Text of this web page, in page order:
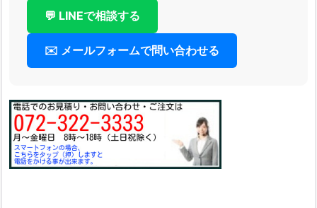
💬 LINEで相談する
✉️ メールフォームで問い合わせる